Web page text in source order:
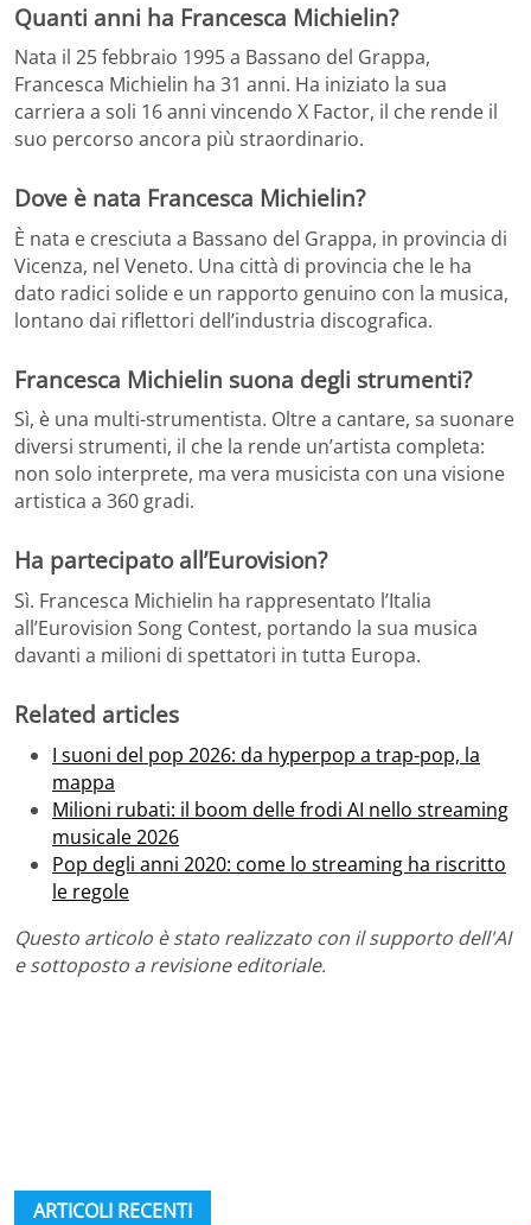
Quanti anni ha Francesca Michielin?
Nata il 25 febbraio 1995 a Bassano del Grappa,
Francesca Michielin ha 31 anni. Ha iniziato la sua
carriera a soli 16 anni vincendo X Factor, il che rende il
suo percorso ancora più straordinario.
Dove è nata Francesca Michielin?
È nata e cresciuta a Bassano del Grappa, in provincia di
Vicenza, nel Veneto. Una città di provincia che le ha
dato radici solide e un rapporto genuino con la musica,
lontano dai riflettori dell’industria discografica.
Francesca Michielin suona degli strumenti?
Sì, è una multi-strumentista. Oltre a cantare, sa suonare
diversi strumenti, il che la rende un’artista completa:
non solo interprete, ma vera musicista con una visione
artistica a 360 gradi.
Ha partecipato all’Eurovision?
Sì. Francesca Michielin ha rappresentato l’Italia
all’Eurovision Song Contest, portando la sua musica
davanti a milioni di spettatori in tutta Europa.
Related articles
I suoni del pop 2026: da hyperpop a trap-pop, la
mappa
Milioni rubati: il boom delle frodi AI nello streaming
musicale 2026
Pop degli anni 2020: come lo streaming ha riscritto
le regole
Questo articolo è stato realizzato con il supporto dell'AI
e sottoposto a revisione editoriale.
ARTICOLI RECENTI